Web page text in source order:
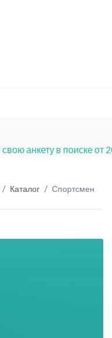
анкету в поиске от
Каталог Спортсмен